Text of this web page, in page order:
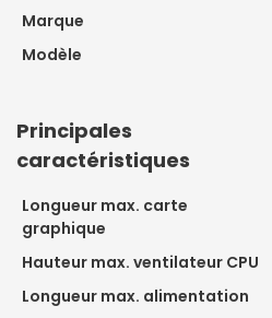
Marque
Modèle
Principales
caractéristiques
Longueur max. carte
graphique
Hauteur max. ventilateur CPU
Longueur max. alimentation